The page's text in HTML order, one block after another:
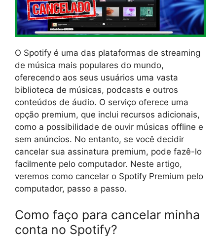
O Spotify é uma das plataformas de streaming
de música mais populares do mundo,
oferecendo aos seus usuários uma vasta
biblioteca de músicas, podcasts e outros
conteúdos de áudio. O serviço oferece uma
opção premium, que inclui recursos adicionais,
como a possibilidade de ouvir músicas offline e
sem anúncios. No entanto, se você decidir
cancelar sua assinatura premium, pode fazê-lo
facilmente pelo computador. Neste artigo,
veremos como cancelar o Spotify Premium pelo
computador, passo a passo.
Como faço para cancelar minha
conta no Spotify?